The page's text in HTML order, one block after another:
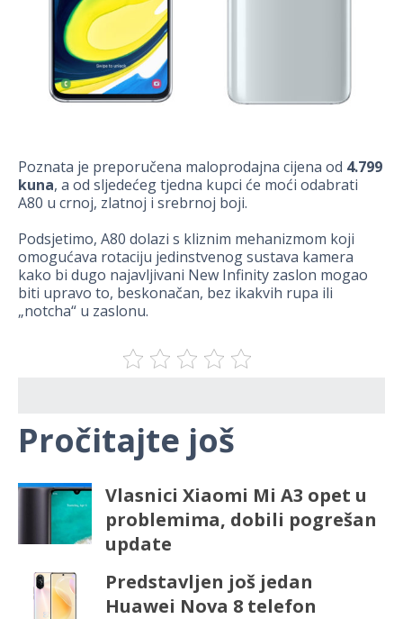
Poznata je preporučena maloprodajna cijena od 4.799
kuna, a od sljedećeg tjedna kupci će moći odabrati
A80 u crnoj, zlatnoj i srebrnoj boji.
Podsjetimo, A80 dolazi s kliznim mehanizmom koji
omogućava rotaciju jedinstvenog sustava kamera
kako bi dugo najavljivani New Infinity zaslon mogao
biti upravo to, beskonačan, bez ikakvih rupa ili
„notcha“ u zaslonu.
Pročitajte još
Vlasnici Xiaomi Mi A3 opet u
problemima, dobili pogrešan
update
Predstavljen još jedan
Huawei Nova 8 telefon